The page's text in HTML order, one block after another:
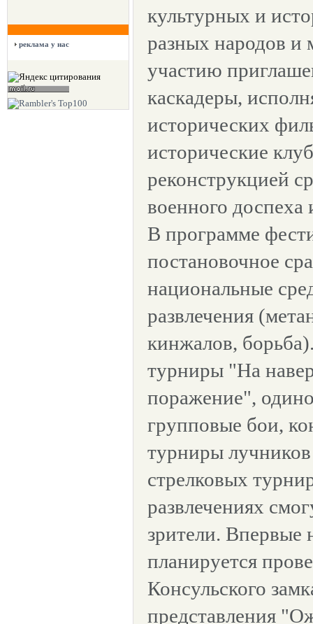
реклама у нас
культурных и
разных народов
участию
каскадеры,
исторических
исторические
реконструкцией
военного доспеха
В программе
постановочное
национальные
развлечения
кинжалов,
турниры "На
поражение",
групповые бои,
турниры
стрелковых
развлечениях
зрители. Впервые
планируется
Консульского
представления